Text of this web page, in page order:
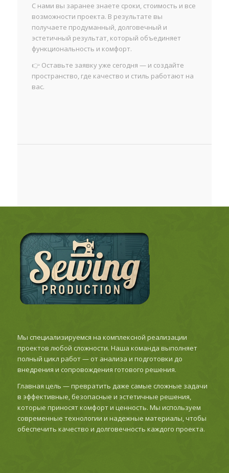
С нами вы заранее знаете сроки, стоимость и все
возможности проекта. В результате вы
получаете продуманный, долговечный и
эстетичный результат, который объединяет
функциональность и комфорт.
👉 Оставьте заявку уже сегодня — и создайте
пространство, где качество и стиль работают на
вас.
Мы специализируемся на комплексной реализации
проектов любой сложности. Наша команда выполняет
полный цикл работ — от анализа и подготовки до
внедрения и сопровождения готового решения.
Главная цель — превратить даже самые сложные задачи
в эффективные, безопасные и эстетичные решения,
которые приносят комфорт и ценность. Мы используем
современные технологии и надежные материалы, чтобы
обеспечить качество и долговечность каждого проекта.